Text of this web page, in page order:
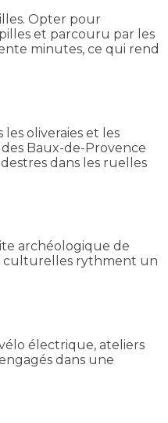
Opter pour
et parcouru par les
minutes, ce qui rend
oliveraies et les
Baux-de-Provence
dans les ruelles
archéologique de
culturelles rythment un
électrique, ateliers
dans une